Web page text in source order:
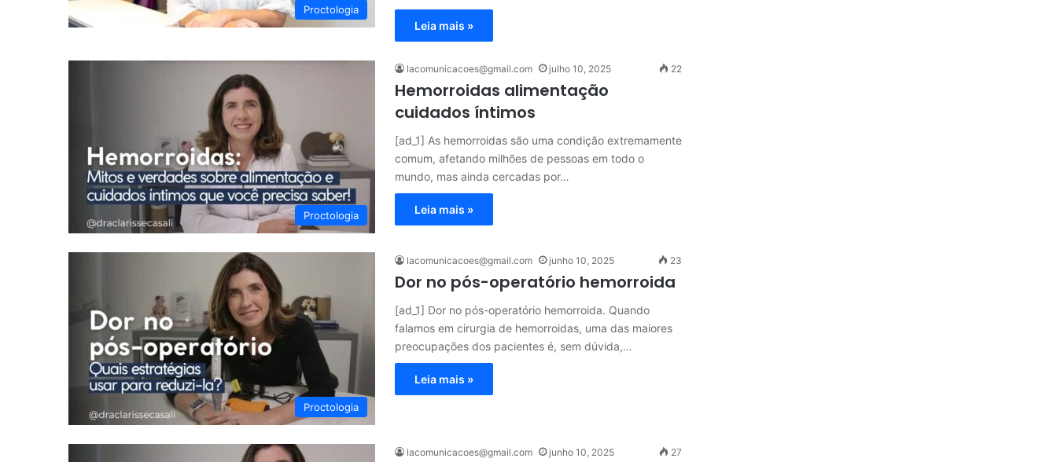
Proctologia
Leia mais »
Proctologia
lacomunicacoes@gmail.com julho 10, 2025 22
Hemorroidas alimentação
cuidados íntimos
[ad_1] As hemorroidas são uma condição extremamente
comum, afetando milhões de pessoas em todo o
mundo, mas ainda cercadas por…
Leia mais »
Proctologia
lacomunicacoes@gmail.com junho 10, 2025 23
Dor no pós-operatório hemorroida
[ad_1] Dor no pós-operatório hemorroida. Quando
falamos em cirurgia de hemorroidas, uma das maiores
preocupações dos pacientes é, sem dúvida,…
Leia mais »
lacomunicacoes@gmail.com junho 10, 2025 27